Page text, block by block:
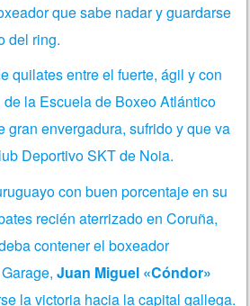
que sabe nadar y guardarse
del ring.
quilates entre el fuerte, ágil y con
de la Escuela de Boxeo Atlántico
gran envergadura, sufrido y que va
Deportivo SKT de Noia.
con buen porcentaje en su
recién aterrizado en Coruña,
contener el boxeador
Juan Miguel «Cóndor»
la victoria hacia la capital gallega.